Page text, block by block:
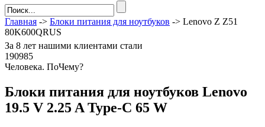
Главная -> Блоки питания для ноутбуков -> Lenovo Z Z51
80K600QRUS
За 8 лет нашими клиентами стали
190985
Человека. ПоЧему?
Блоки питания для ноутбуков Lenovo
19.5 V 2.25 A Type-C 65 W